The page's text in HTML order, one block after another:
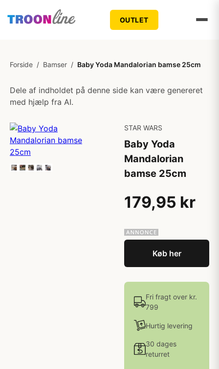
OUTLET
Forside / Bamser / Baby Yoda Mandalorian bamse 25cm
Dele af indholdet på denne side kan være genereret
med hjælp fra AI.
STAR WARS
Baby Yoda
Mandalorian
bamse 25cm
179,95 kr
Køb her
Fri fragt over kr.
799
Hurtig levering
30 dages
returret